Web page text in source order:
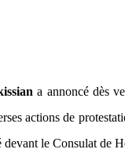
a annoncé dès
actions de
devant le Consulat de